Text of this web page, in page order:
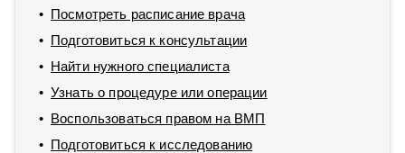
Посмотреть расписание врача
Подготовиться к консультации
Найти нужного специалиста
Узнать о процедуре или операции
Воспользоваться правом на ВМП
Подготовиться к исследованию